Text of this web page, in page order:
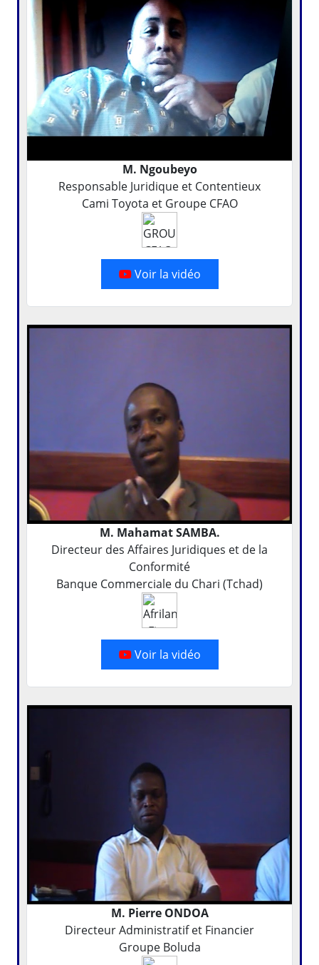
M. Ngoubeyo
Responsable Juridique et Contentieux
Cami Toyota et Groupe CFAO
Voir la vidéo
M. Mahamat SAMBA.
Directeur des Affaires Juridiques et de la
Conformité
Banque Commerciale du Chari (Tchad)
Voir la vidéo
M. Pierre ONDOA
Directeur Administratif et Financier
Groupe Boluda